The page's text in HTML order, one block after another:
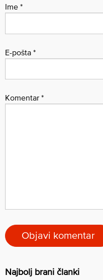
Ime *
E-pošta *
Komentar *
Najbolj brani članki